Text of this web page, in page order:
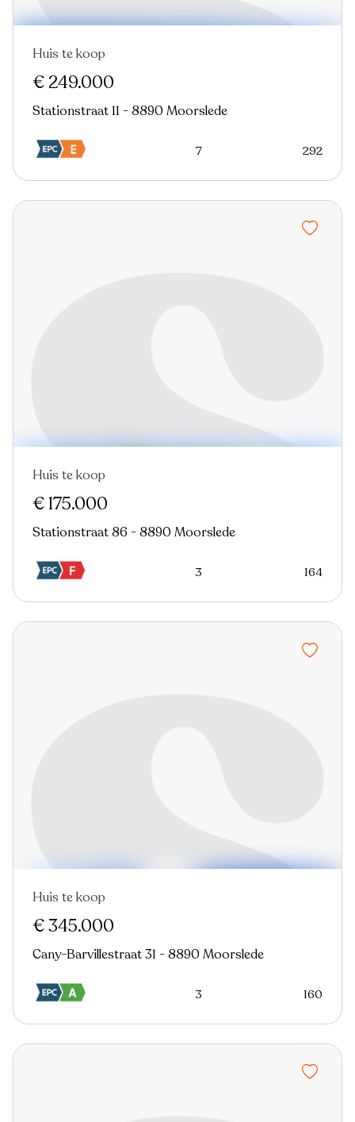
Huis te koop
€ 249.000
Stationstraat 11 - 8890 Moorslede
7 292
Huis te koop
€ 175.000
Stationstraat 86 - 8890 Moorslede
3 164
Huis te koop
€ 345.000
Cany-Barvillestraat 31 - 8890 Moorslede
3 160